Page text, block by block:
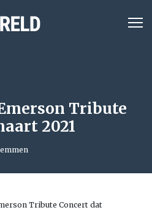
Tribute
2021
Tribute Concert dat